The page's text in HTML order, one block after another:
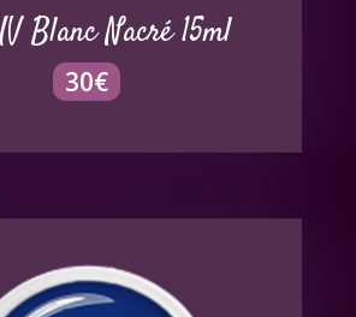
Blanc Nacré 15ml
30€